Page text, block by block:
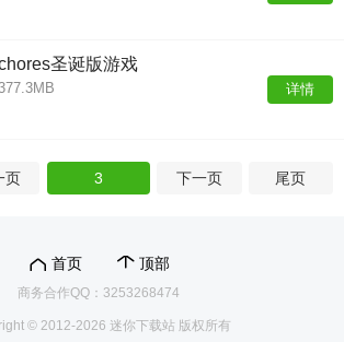
详情
圣诞版游戏
377.3MB
页 3 下一页 尾页
首页 顶部
商务合作QQ：3253268474
© 2012-2026 迷你下载站 版权所有